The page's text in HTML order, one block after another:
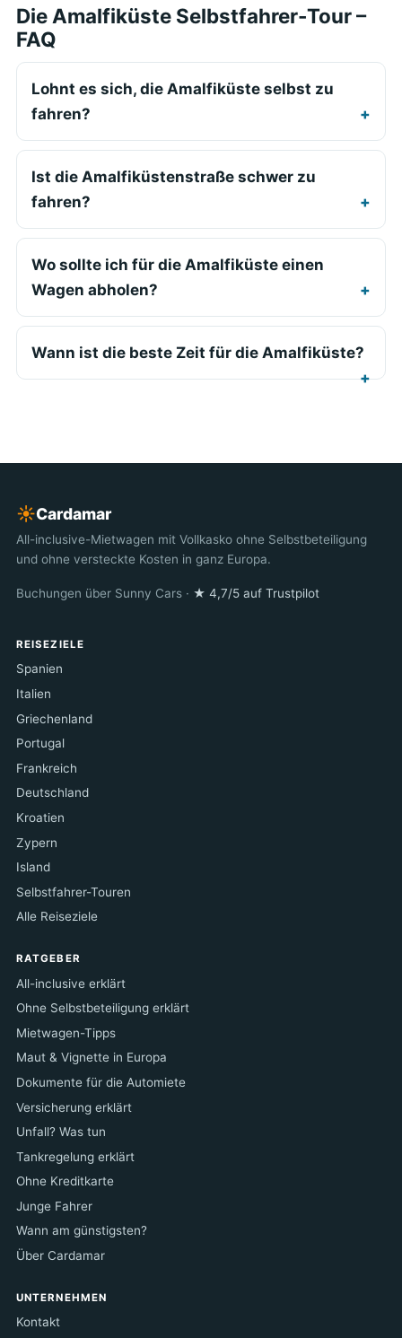
Die Amalfiküste Selbstfahrer-Tour –
FAQ
Lohnt es sich, die Amalfiküste selbst zu
fahren?
Ist die Amalfiküstenstraße schwer zu
fahren?
Wo sollte ich für die Amalfiküste einen
Wagen abholen?
Wann ist die beste Zeit für die Amalfiküste?
☀︎Cardamar
All-inclusive-Mietwagen mit Vollkasko ohne Selbstbeteiligung
und ohne versteckte Kosten in ganz Europa.
Buchungen über Sunny Cars · ★ 4,7/5 auf Trustpilot
REISEZIELE
Spanien
Italien
Griechenland
Portugal
Frankreich
Deutschland
Kroatien
Zypern
Island
Selbstfahrer-Touren
Alle Reiseziele
RATGEBER
All-inclusive erklärt
Ohne Selbstbeteiligung erklärt
Mietwagen-Tipps
Maut & Vignette in Europa
Dokumente für die Automiete
Versicherung erklärt
Unfall? Was tun
Tankregelung erklärt
Ohne Kreditkarte
Junge Fahrer
Wann am günstigsten?
Über Cardamar
UNTERNEHMEN
Kontakt